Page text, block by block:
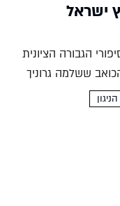
ישראל
הגבורה הציונית
ששלמה גרוניך
של הדרך לארץ